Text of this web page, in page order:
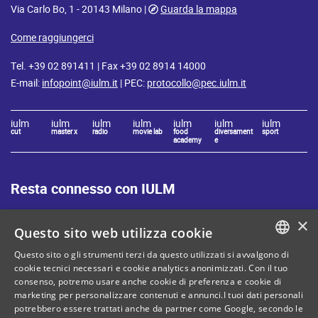
Via Carlo Bo, 1 - 20143 Milano |
Guarda la mappa
Come raggiungerci
Tel. +39 02 891411 | Fax +39 02 8914 14000
E-mail: infopoint@iulm.it | PEC: protocollo@pec.iulm.it
iulm
cut
iulm
master x
iulm
radio
iulm
movie lab
iulm
food
academy
iulm
diversament
e
iulm
sport
Resta connesso con IULM
Mappa del sito
Privacy policy
Cookie Policy
Note legali
ITALIAN
ENGLISH
×
Questo sito web utilizza cookie
Questo sito o gli strumenti terzi da questo utilizzati si avvalgono di
cookie tecnici necessari e cookie analytics anonimizzati. Con il tuo
consenso, potremo usare anche cookie di preferenza e cookie di
marketing per personalizzare contenuti e annunci.I tuoi dati personali
potrebbero essere trattati anche da partner come Google, secondo le